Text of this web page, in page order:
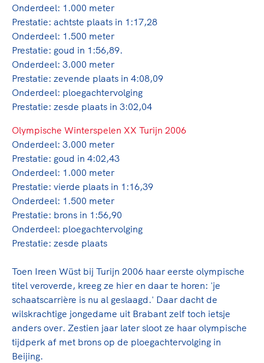
Onderdeel: 1.000 meter
Prestatie: achtste plaats in 1:17,28
Onderdeel: 1.500 meter
Prestatie: goud in 1:56,89.
Onderdeel: 3.000 meter
Prestatie: zevende plaats in 4:08,09
Onderdeel: ploegachtervolging
Prestatie: zesde plaats in 3:02,04
Olympische Winterspelen XX Turijn 2006
Onderdeel: 3.000 meter
Prestatie: goud in 4:02,43
Onderdeel: 1.000 meter
Prestatie: vierde plaats in 1:16,39
Onderdeel: 1.500 meter
Prestatie: brons in 1:56,90
Onderdeel: ploegachtervolging
Prestatie: zesde plaats
Toen Ireen Wüst bij Turijn 2006 haar eerste olympische
titel veroverde, kreeg ze hier en daar te horen: 'je
schaatscarrière is nu al geslaagd.' Daar dacht de
wilskrachtige jongedame uit Brabant zelf toch ietsje
anders over. Zestien jaar later sloot ze haar olympische
tijdperk af met brons op de ploegachtervolging in
Beijing.